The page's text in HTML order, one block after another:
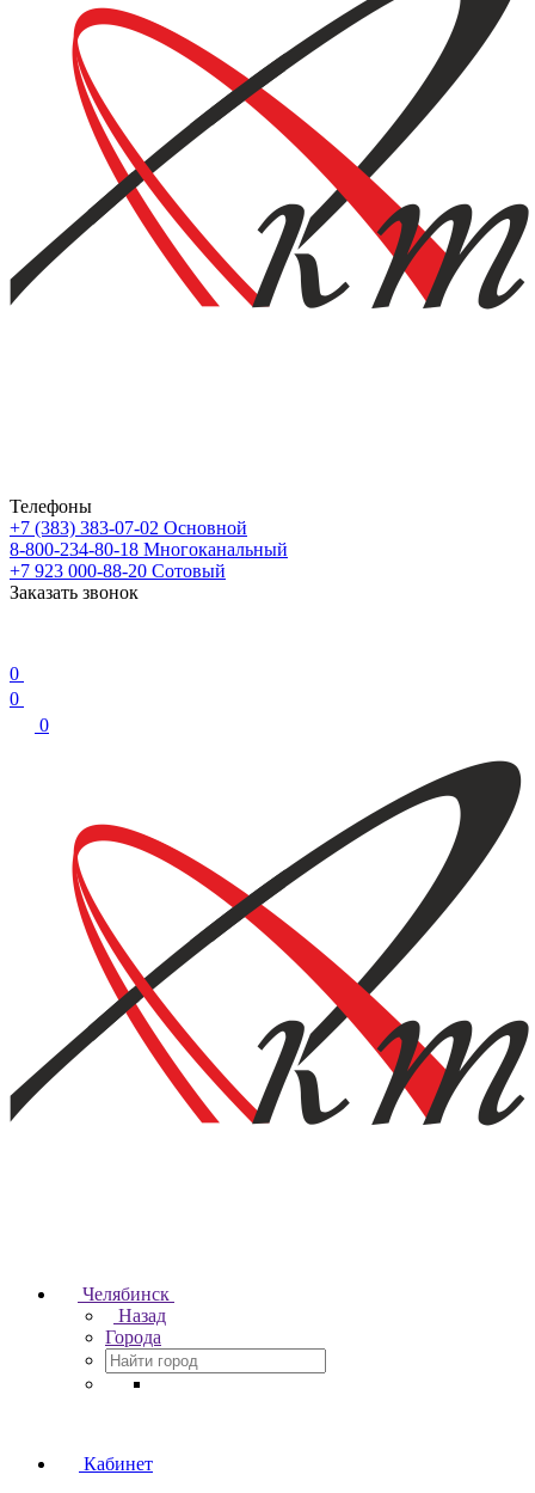
Телефоны
+7 (383) 383-07-02 Основной
8-800-234-80-18 Многоканальный
+7 923 000-88-20 Сотовый
Заказать звонок
0
0
0
Челябинск
Назад
Города
Кабинет